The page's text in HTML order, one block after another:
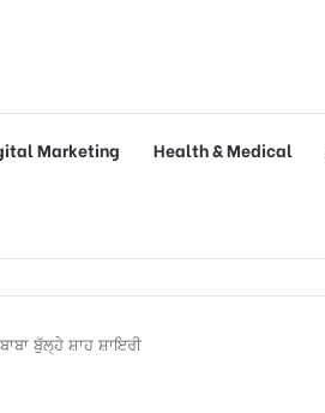
Marketing Health & Medical
ਬੁੱਲ੍ਹੇ ਸ਼ਾਹ ਸ਼ਾਇਰੀ